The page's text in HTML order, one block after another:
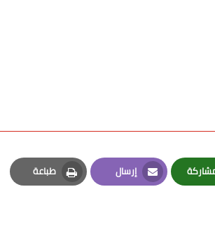
إرسال
Email
طباعة
Print